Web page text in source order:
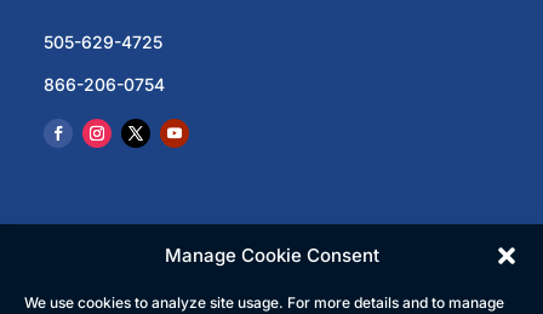
Manage Cookie Consent
We use cookies to analyze site usage. For more details and to manage
505-629-4725
866-206-0754
© 2023 North Central Regional Transit District | All